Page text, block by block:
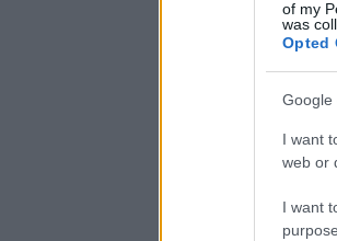
of my
was
Opted
Google
I want
web or
I want